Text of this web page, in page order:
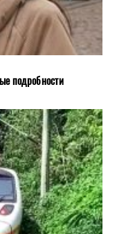
подробности